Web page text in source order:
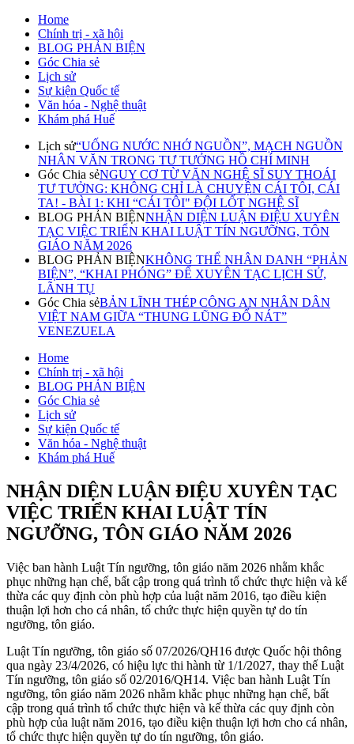
Home
Chính trị - xã hội
BLOG PHẢN BIỆN
Góc Chia sẻ
Lịch sử
Sự kiện Quốc tế
Văn hóa - Nghệ thuật
Khám phá Huế
Lịch sử“UỐNG NƯỚC NHỚ NGUỒN”, MẠCH NGUỒN
NHÂN VĂN TRONG TƯ TƯỞNG HỒ CHÍ MINH
Góc Chia sẻNGUY CƠ TỪ VĂN NGHỆ SĨ SUY THOÁI
TƯ TƯỞNG: KHÔNG CHỈ LÀ CHUYỆN CÁI TÔI, CÁI
TA! - BÀI 1: KHI “CÁI TÔI" ĐỘI LỐT NGHỆ SĨ
BLOG PHẢN BIỆNNHẬN DIỆN LUẬN ĐIỆU XUYÊN
TẠC VIỆC TRIỂN KHAI LUẬT TÍN NGƯỠNG, TÔN
GIÁO NĂM 2026
BLOG PHẢN BIỆNKHÔNG THỂ NHÂN DANH “PHẢN
BIỆN”, “KHAI PHÓNG” ĐỂ XUYÊN TẠC LỊCH SỬ,
LÃNH TỤ
Góc Chia sẻBẢN LĨNH THÉP CÔNG AN NHÂN DÂN
VIỆT NAM GIỮA “THUNG LŨNG ĐỔ NÁT”
VENEZUELA
Home
Chính trị - xã hội
BLOG PHẢN BIỆN
Góc Chia sẻ
Lịch sử
Sự kiện Quốc tế
Văn hóa - Nghệ thuật
Khám phá Huế
NHẬN DIỆN LUẬN ĐIỆU XUYÊN TẠC
VIỆC TRIỂN KHAI LUẬT TÍN
NGƯỠNG, TÔN GIÁO NĂM 2026
Việc ban hành Luật Tín ngưỡng, tôn giáo năm 2026 nhằm khắc
phục những hạn chế, bất cập trong quá trình tổ chức thực hiện và kế
thừa các quy định còn phù hợp của luật năm 2016, tạo điều kiện
thuận lợi hơn cho cá nhân, tổ chức thực hiện quyền tự do tín
ngưỡng, tôn giáo.
Luật Tín ngưỡng, tôn giáo số 07/2026/QH16 được Quốc hội thông
qua ngày 23/4/2026, có hiệu lực thi hành từ 1/1/2027, thay thế Luật
Tín ngưỡng, tôn giáo số 02/2016/QH14. Việc ban hành Luật Tín
ngưỡng, tôn giáo năm 2026 nhằm khắc phục những hạn chế, bất
cập trong quá trình tổ chức thực hiện và kế thừa các quy định còn
phù hợp của luật năm 2016, tạo điều kiện thuận lợi hơn cho cá nhân,
tổ chức thực hiện quyền tự do tín ngưỡng, tôn giáo.